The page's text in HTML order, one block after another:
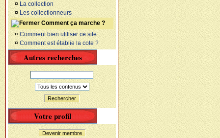
¤La collection
¤ Les collectionneurs
Comment ça marche ?
¤Comment bien utiliser ce site
¤ Comment est établie la cote ?
Autres recherches
Rechercher
Votre profil
Devenir membre